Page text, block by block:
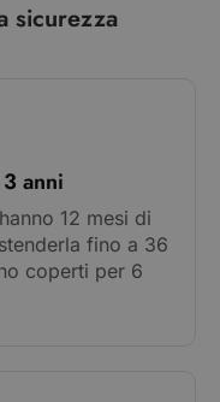
sicurezza
anni
12 mesi di
fino a 36
coperti per 6